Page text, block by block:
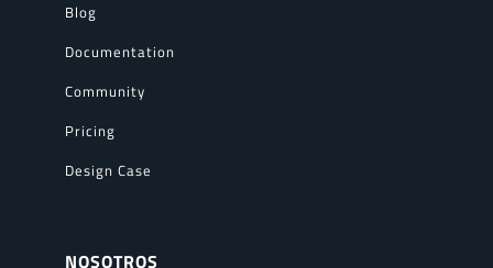
Blog
Documentation
Community
Pricing
Design Case
NOSOTROS